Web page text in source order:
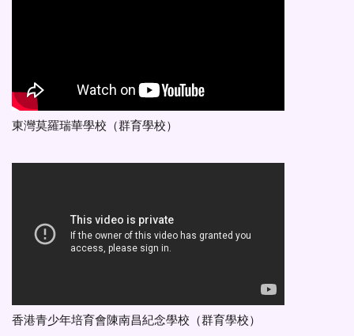
東灣莫羅瑞華學校（群育學校）
香港青少年培育會陳南昌紀念學校（群育學校）